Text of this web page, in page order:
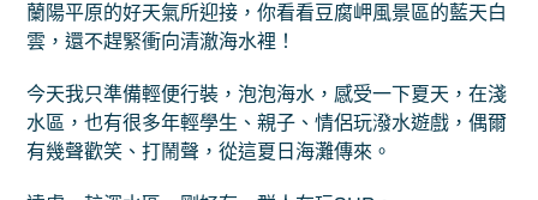
蘭陽平原的好天氣所迎接，你看看豆腐岬風景區的藍天白
雲，還不趕緊衝向清澈海水裡！
今天我只準備輕便行裝，泡泡海水，感受一下夏天，在淺
水區，也有很多年輕學生、親子、情侶玩潑水遊戲，偶爾
有幾聲歡笑、打鬧聲，從這夏日海灘傳來。